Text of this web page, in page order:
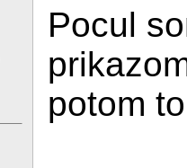
Pocul
potom